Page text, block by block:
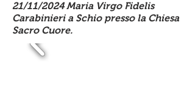
21/11/2024 Maria Virgo Fidelis
Carabinieri a Schio presso la Chiesa
Sacro Cuore.